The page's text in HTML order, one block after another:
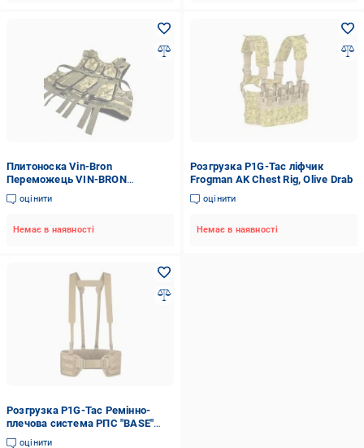
Плитоноска Vin-Bron
Переможець VIN-BRON
(піксель)
оцінити
Немає в наявності
Розгрузка P1G-Tac ліфчик
Frogman AK Chest Rig, Olive Drab
оцінити
Немає в наявності
Розгрузка P1G-Tac Ремінно-
плечова система РПС "BASE"
([1174] Coyote Brown, єдиний)
оцінити